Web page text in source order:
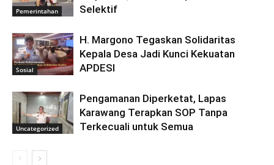
Pemerintahan
Selektif
Sosial
H. Margono Tegaskan Solidaritas
Kepala Desa Jadi Kunci Kekuatan
APDESI
Uncategorized
Pengamanan Diperketat, Lapas
Karawang Terapkan SOP Tanpa
Terkecuali untuk Semua